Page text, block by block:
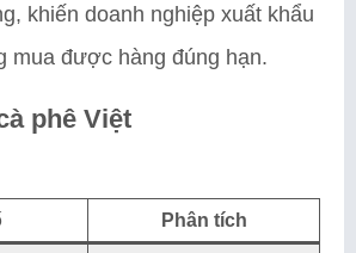
khiến doanh nghiệp xuất khẩu
mua được hàng đúng hạn.
phê Việt
Phân tích